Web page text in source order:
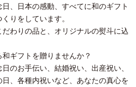
、日本の感動、すべてに和のギフト
りをしています。
わりの品と、オリジナルの熨斗に込
ギフトを贈りませんか？
のお手伝い、結婚祝い、出産祝い、
、各種内祝いなど、あなたの真心を